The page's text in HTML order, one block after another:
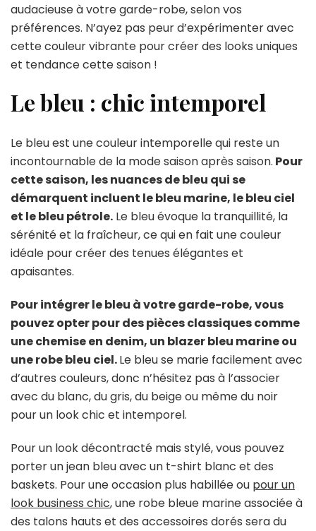
audacieuse à votre garde-robe, selon vos
préférences. N’ayez pas peur d’expérimenter avec
cette couleur vibrante pour créer des looks uniques
et tendance cette saison !
Le bleu : chic intemporel
Le bleu est une couleur intemporelle qui reste un
incontournable de la mode saison après saison. Pour
cette saison, les nuances de bleu qui se
démarquent incluent le bleu marine, le bleu ciel
et le bleu pétrole. Le bleu évoque la tranquillité, la
sérénité et la fraîcheur, ce qui en fait une couleur
idéale pour créer des tenues élégantes et
apaisantes.
Pour intégrer le bleu à votre garde-robe, vous
pouvez opter pour des pièces classiques comme
une chemise en denim, un blazer bleu marine ou
une robe bleu ciel.Le bleu se marie facilement avec
d’autres couleurs, donc n’hésitez pas à l’associer
avec du blanc, du gris, du beige ou même du noir
pour un look chic et intemporel.
Pour un look décontracté mais stylé, vous pouvez
porter un jean bleu avec un t-shirt blanc et des
baskets. Pour une occasion plus habillée ou pour un
look business chic, une robe bleue marine associée à
des talons hauts et des accessoires dorés sera du